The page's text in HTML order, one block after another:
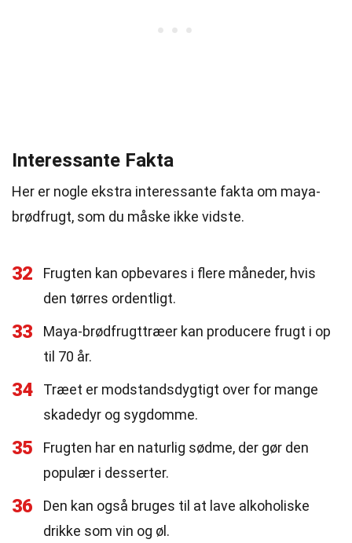
Interessante Fakta
Her er nogle ekstra interessante fakta om maya-
brødfrugt, som du måske ikke vidste.
32
Frugten kan opbevares i flere måneder, hvis
den tørres ordentligt.
33
Maya-brødfrugttræer kan producere frugt i op
til 70 år.
34
Træet er modstandsdygtigt over for mange
skadedyr og sygdomme.
35
Frugten har en naturlig sødme, der gør den
populær i desserter.
36
Den kan også bruges til at lave alkoholiske
drikke som vin og øl.